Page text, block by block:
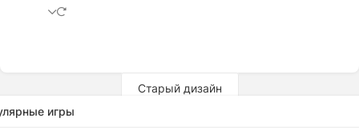
Старый дизайн
игры